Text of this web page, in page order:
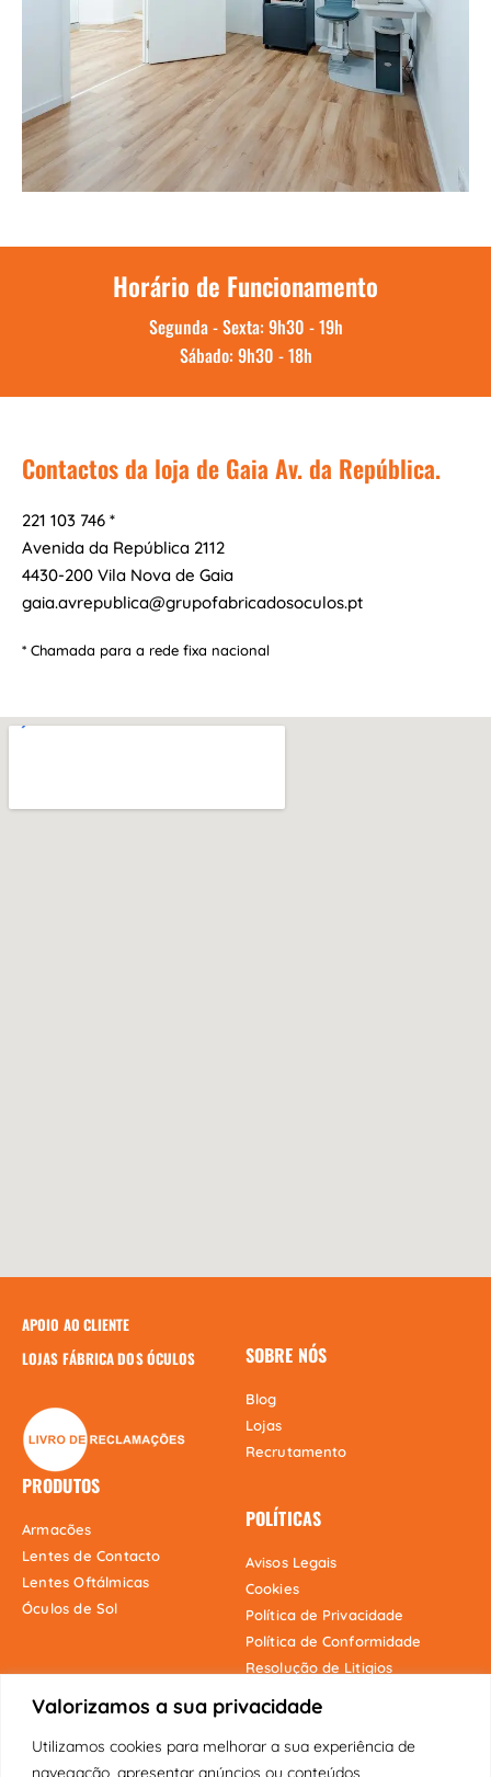
Valorizamos a sua privacidade
Utilizamos cookies para melhorar a sua experiência de
navegação, apresentar anúncios ou conteúdos
Horário de Funcionamento
Segunda - Sexta: 9h30 - 19h
Sábado: 9h30 - 18h
Contactos da loja de Gaia Av. da República.
221 103 746 *
Avenida da República 2112
4430-200 Vila Nova de Gaia
gaia.avrepublica@grupofabricadosoculos.pt
* Chamada para a rede fixa nacional
APOIO AO CLIENTE
LOJAS FÁBRICA DOS ÓCULOS
SOBRE NÓS
Blog
Lojas
Recrutamento
PRODUTOS
Armacões
Lentes de Contacto
Lentes Oftálmicas
Óculos de Sol
POLÍTICAS
Avisos Legais
Cookies
Política de Privacidade
Política de Conformidade
Resolução de Litigios
Onde estamos